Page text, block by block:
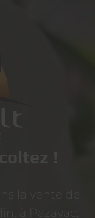
!
la vente de
à Pazayac,